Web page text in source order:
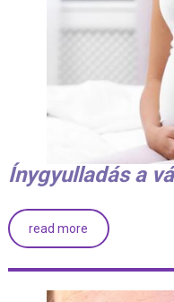
Ínygyulladás a
read more